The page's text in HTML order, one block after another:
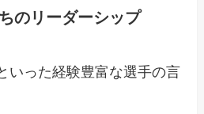
のリーダーシップ
いった経験豊富な選手の言